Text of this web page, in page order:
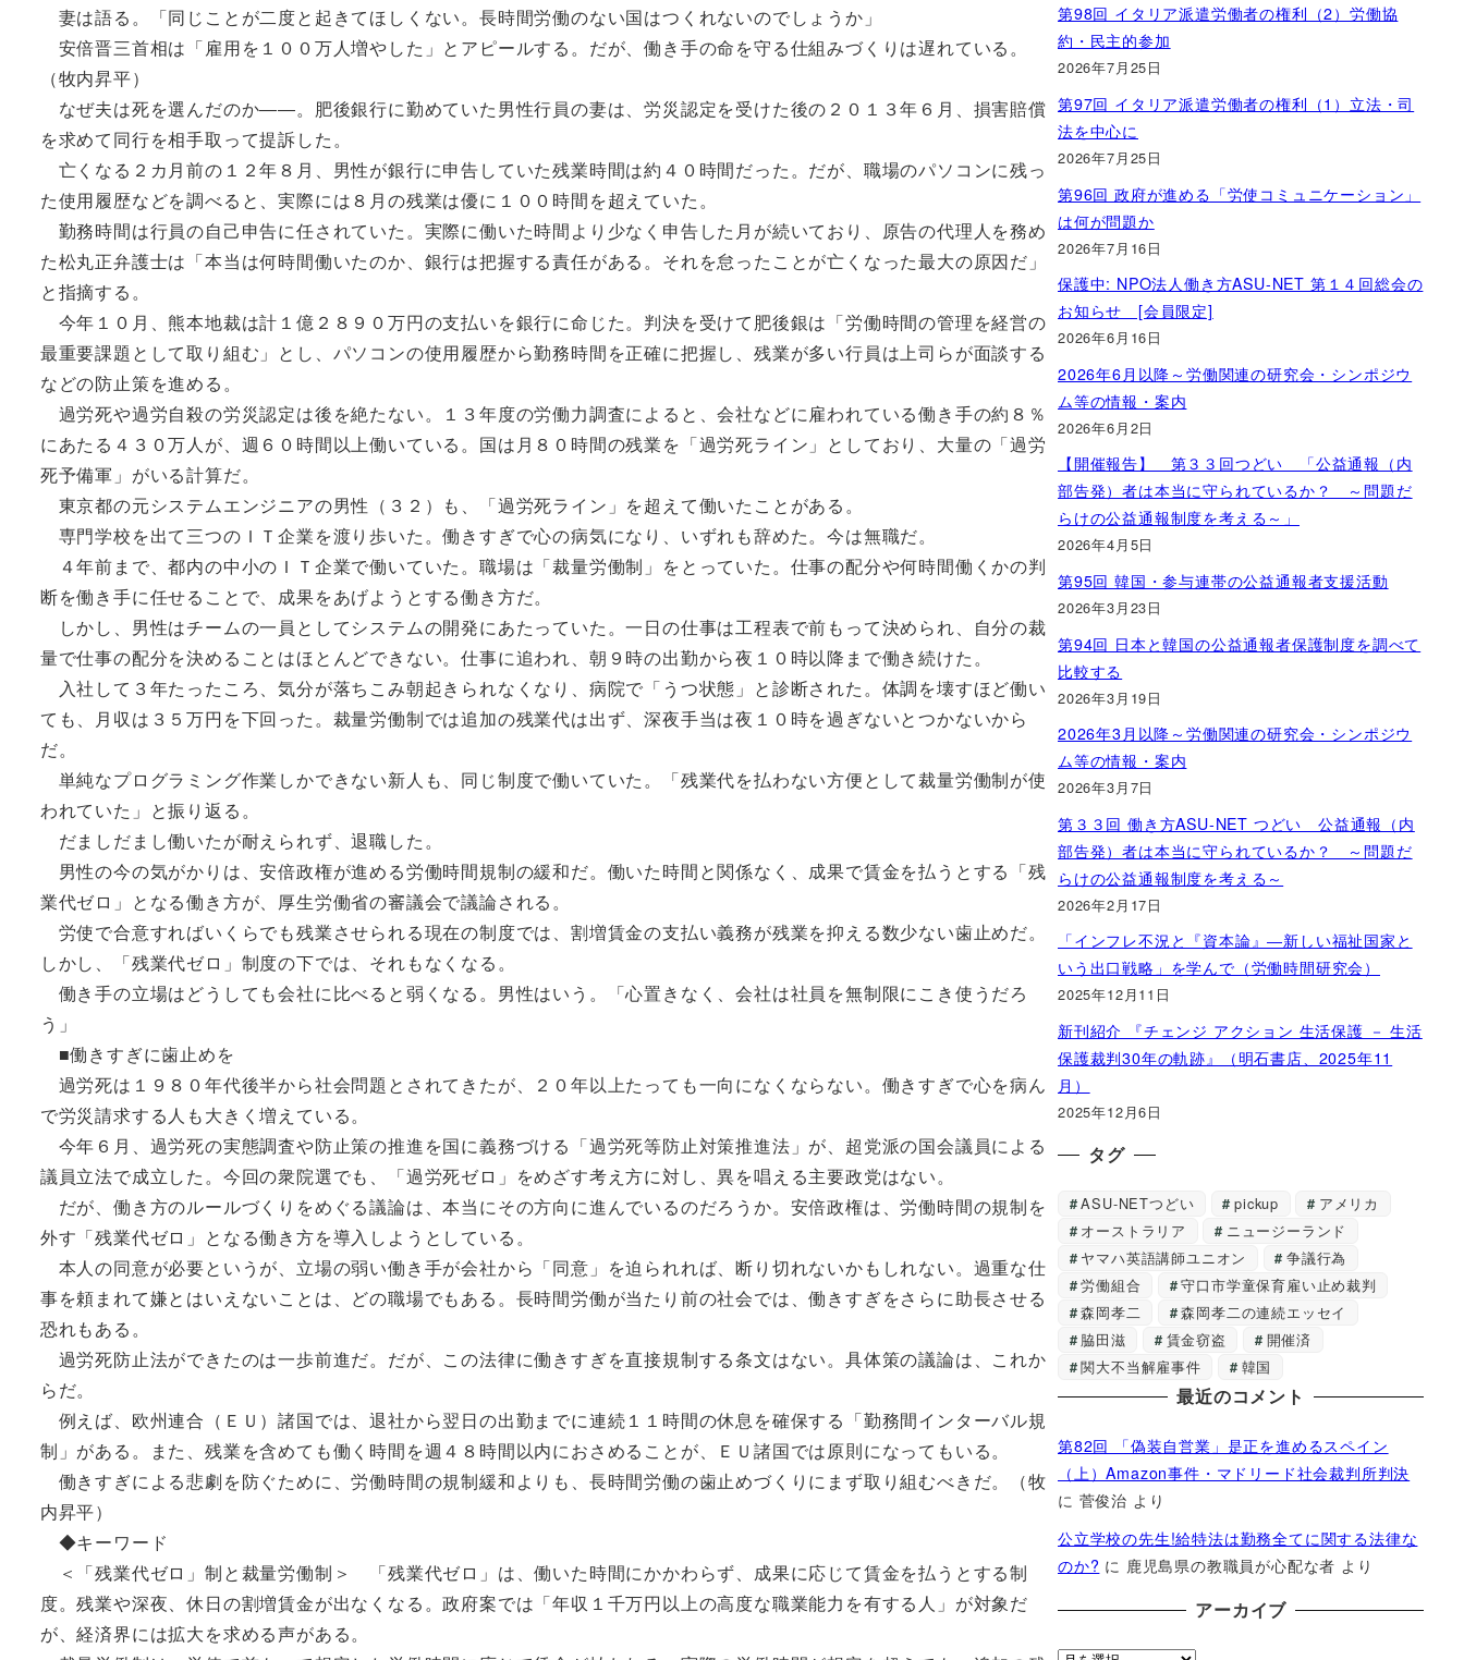
妻は語る。「同じことが二度と起きてほしくない。長時間労働のない国はつくれないのでしょうか」
安倍晋三首相は「雇用を１００万人増やした」とアピールする。だが、働き手の命を守る仕組みづくりは遅れている。
（牧内昇平）
なぜ夫は死を選んだのか――。肥後銀行に勤めていた男性行員の妻は、労災認定を受けた後の２０１３年６月、損害賠償
を求めて同行を相手取って提訴した。
亡くなる２カ月前の１２年８月、男性が銀行に申告していた残業時間は約４０時間だった。だが、職場のパソコンに残っ
た使用履歴などを調べると、実際には８月の残業は優に１００時間を超えていた。
勤務時間は行員の自己申告に任されていた。実際に働いた時間より少なく申告した月が続いており、原告の代理人を務め
た松丸正弁護士は「本当は何時間働いたのか、銀行は把握する責任がある。それを怠ったことが亡くなった最大の原因だ」
と指摘する。
今年１０月、熊本地裁は計１億２８９０万円の支払いを銀行に命じた。判決を受けて肥後銀は「労働時間の管理を経営の
最重要課題として取り組む」とし、パソコンの使用履歴から勤務時間を正確に把握し、残業が多い行員は上司らが面談する
などの防止策を進める。
過労死や過労自殺の労災認定は後を絶たない。１３年度の労働力調査によると、会社などに雇われている働き手の約８％
にあたる４３０万人が、週６０時間以上働いている。国は月８０時間の残業を「過労死ライン」としており、大量の「過労
死予備軍」がいる計算だ。
東京都の元システムエンジニアの男性（３２）も、「過労死ライン」を超えて働いたことがある。
専門学校を出て三つのＩＴ企業を渡り歩いた。働きすぎで心の病気になり、いずれも辞めた。今は無職だ。
４年前まで、都内の中小のＩＴ企業で働いていた。職場は「裁量労働制」をとっていた。仕事の配分や何時間働くかの判
断を働き手に任せることで、成果をあげようとする働き方だ。
しかし、男性はチームの一員としてシステムの開発にあたっていた。一日の仕事は工程表で前もって決められ、自分の裁
量で仕事の配分を決めることはほとんどできない。仕事に追われ、朝９時の出勤から夜１０時以降まで働き続けた。
入社して３年たったころ、気分が落ちこみ朝起きられなくなり、病院で「うつ状態」と診断された。体調を壊すほど働い
ても、月収は３５万円を下回った。裁量労働制では追加の残業代は出ず、深夜手当は夜１０時を過ぎないとつかないから
だ。
単純なプログラミング作業しかできない新人も、同じ制度で働いていた。「残業代を払わない方便として裁量労働制が使
われていた」と振り返る。
だましだまし働いたが耐えられず、退職した。
男性の今の気がかりは、安倍政権が進める労働時間規制の緩和だ。働いた時間と関係なく、成果で賃金を払うとする「残
業代ゼロ」となる働き方が、厚生労働省の審議会で議論される。
労使で合意すればいくらでも残業させられる現在の制度では、割増賃金の支払い義務が残業を抑える数少ない歯止めだ。
しかし、「残業代ゼロ」制度の下では、それもなくなる。
働き手の立場はどうしても会社に比べると弱くなる。男性はいう。「心置きなく、会社は社員を無制限にこき使うだろ
う」
■働きすぎに歯止めを
過労死は１９８０年代後半から社会問題とされてきたが、２０年以上たっても一向になくならない。働きすぎで心を病ん
で労災請求する人も大きく増えている。
今年６月、過労死の実態調査や防止策の推進を国に義務づける「過労死等防止対策推進法」が、超党派の国会議員による
議員立法で成立した。今回の衆院選でも、「過労死ゼロ」をめざす考え方に対し、異を唱える主要政党はない。
だが、働き方のルールづくりをめぐる議論は、本当にその方向に進んでいるのだろうか。安倍政権は、労働時間の規制を
外す「残業代ゼロ」となる働き方を導入しようとしている。
本人の同意が必要というが、立場の弱い働き手が会社から「同意」を迫られれば、断り切れないかもしれない。過重な仕
事を頼まれて嫌とはいえないことは、どの職場でもある。長時間労働が当たり前の社会では、働きすぎをさらに助長させる
恐れもある。
過労死防止法ができたのは一歩前進だ。だが、この法律に働きすぎを直接規制する条文はない。具体策の議論は、これか
らだ。
例えば、欧州連合（ＥＵ）諸国では、退社から翌日の出勤までに連続１１時間の休息を確保する「勤務間インターバル規
制」がある。また、残業を含めても働く時間を週４８時間以内におさめることが、ＥＵ諸国では原則になってもいる。
働きすぎによる悲劇を防ぐために、労働時間の規制緩和よりも、長時間労働の歯止めづくりにまず取り組むべきだ。（牧
内昇平）
◆キーワード
＜「残業代ゼロ」制と裁量労働制＞ 「残業代ゼロ」は、働いた時間にかかわらず、成果に応じて賃金を払うとする制
度。残業や深夜、休日の割増賃金が出なくなる。政府案では「年収１千万円以上の高度な職業能力を有する人」が対象だ
が、経済界には拡大を求める声がある。
第98回 イタリア派遣労働者の権利（2）労働協
約・民主的参加
2026年7月25日
第97回 イタリア派遣労働者の権利（1）立法・司
法を中心に
2026年7月25日
第96回 政府が進める「労使コミュニケーション」
は何が問題か
2026年7月16日
保護中: NPO法人働き方ASU-NET 第１４回総会の
お知らせ [会員限定]
2026年6月16日
2026年6月以降～労働関連の研究会・シンポジウ
ム等の情報・案内
2026年6月2日
【開催報告】 第３３回つどい 「公益通報（内
部告発）者は本当に守られているか？ ～問題だ
らけの公益通報制度を考える～」
2026年4月5日
第95回 韓国・参与連帯の公益通報者支援活動
2026年3月23日
第94回 日本と韓国の公益通報者保護制度を調べて
比較する
2026年3月19日
2026年3月以降～労働関連の研究会・シンポジウ
ム等の情報・案内
2026年3月7日
第３３回 働き方ASU-NET つどい 公益通報（内
部告発）者は本当に守られているか？ ～問題だ
らけの公益通報制度を考える～
2026年2月17日
「インフレ不況と『資本論』―新しい福祉国家と
いう出口戦略」を学んで（労働時間研究会）
2025年12月11日
新刊紹介 『チェンジ アクション 生活保護 － 生活
保護裁判30年の軌跡』（明石書店、2025年11
月）
2025年12月6日
タグ
ASU-NETつどい pickup
アメリカ
オーストラリア
ニュージーランド
ヤマハ英語講師ユニオン
争議行為
労働組合
守口市学童保育雇い止め裁判
森岡孝二
森岡孝二の連続エッセイ
脇田滋
賃金窃盗
開催済
関大不当解雇事件
韓国
最近のコメント
第82回 「偽装自営業」是正を進めるスペイン
（上）Amazon事件・マドリード社会裁判所判決
に 菅俊治 より
公立学校の先生!給特法は勤務全てに関する法律な
のか? に 鹿児島県の教職員が心配な者 より
アーカイブ